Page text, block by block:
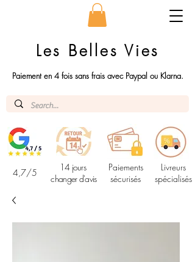
Les Belles Vies
Paiement en 4 fois sans frais avec Paypal ou Klarna.
4,7/5
14 jours
changer d'avis
Paiements
sécurisés
Livreurs
spécialisés